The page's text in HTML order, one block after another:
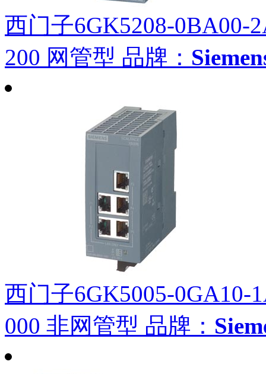
西门子6GK5208-0BA00-
200 网管型 品牌：
西门子6GK5005-0GA10-
000 非网管型 品牌：